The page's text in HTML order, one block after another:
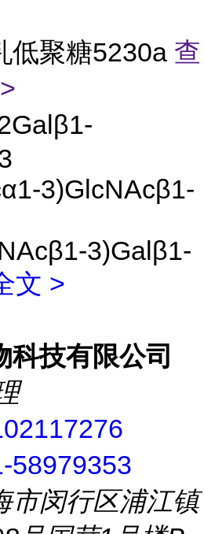
低聚糖5230a 查
3)GlcNAcβ1-
3)Galβ1-
文 >
科技有限公司
58979353
市闵行区浦江镇